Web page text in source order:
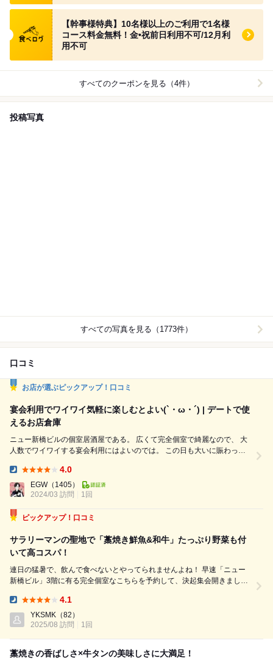
食べログ クーポン
【幹事様特典】10名様以上のご利用で1名様
コース料金無料！金•祝前日利用不可/12月利
用不可
すべてのクーポンを見る（4件）
投稿写真
すべての写真を見る（1773件）
口コミ
お店が選ぶピックアップ！口コミ
宴会利用でワイワイ気軽に楽しむとよい(`・ω・´) | デートで使
えるお店倉庫
ニュー新橋ビルの個室居酒屋である。 広くて完全個室で綺麗なので、 大
人数でワイワイする宴会利用にはよいのでは。 この日も大いに賑わって
ω・´)ﾌﾌﾌ シーランド公国男爵兼FSM司教にして板橋妙齢会会長である( `･
4.0
EGW （1405）
2024/03 訪問
1回
ピックアップ！口コミ
サラリーマンの聖地で「藁焼き鮮魚&和牛」たっぷり野菜も付
いて高コスパ！
連日の猛暑で、飲んで食べないとやってられませんよね！ 早速「ニュー
新橋ビル」3階に有る完全個室なこちらを予約して、決起集会開きまし
間飲み放題付き！ - - - - - - - - - - - - - ...
4.1
YKSMK （82）
2025/08 訪問
1回
藁焼きの香ばしさ×牛タンの美味しさに大満足！